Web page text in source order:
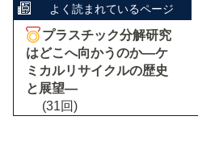
よく読まれているページ
プラスチック分解研究
はどこへ向かうのか―ケ
ミカルリサイクルの歴史
と展望―
(31回)